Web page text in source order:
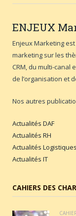
ENJEUX
Enjeux Marketing
marketing sur les
CRM, du multi-
de l’organisation et
Nos autres
Actualités DAF
Actualités RH
Actualités Logistiques
Actualités IT
CAHIERS DES